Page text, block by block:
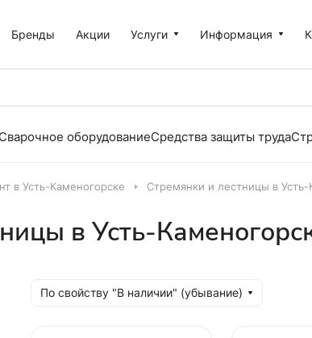
Бренды Акции Услуги Информация
Сварочное оборудованиеСредства защиты труда
в Усть-Каменогорске Стремянки и лестницы в Усть-
в Усть-
По свойству "В наличии" (убывание)